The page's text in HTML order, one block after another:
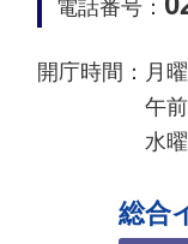
電話番号：
開庁時間： 月
午
水
総合